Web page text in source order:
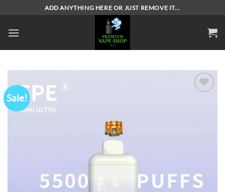
content
ADD ANYTHING HERE OR JUST REMOVE IT...
Sale!